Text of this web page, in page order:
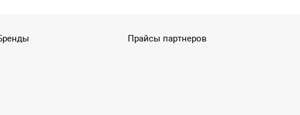
Прайсы партнеров